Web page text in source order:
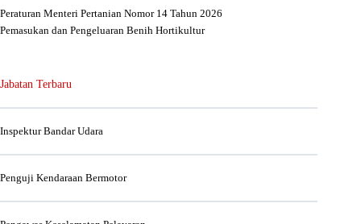
Peraturan Menteri Pertanian Nomor 14 Tahun 2026
Pemasukan dan Pengeluaran Benih Hortikultur
Jabatan Terbaru
Inspektur Bandar Udara
Penguji Kendaraan Bermotor